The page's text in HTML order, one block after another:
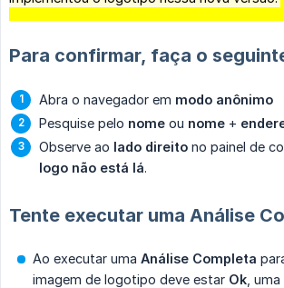
Para confirmar, faça o
Abra o navegador em modo anônimo
Pesquise pelo nome ou nome +
Observe ao lado direito no painel de
logo não está lá.
Tente executar uma Análise
Ao executar uma Análise Completa
imagem de logotipo deve estar Ok ,